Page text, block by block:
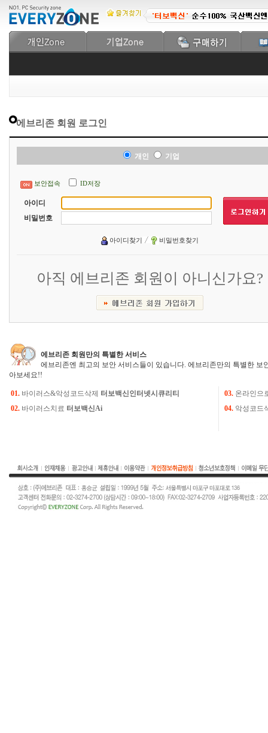
에브리존 회원 로그인
개인 기업
보안접속 ID저장
아이디
비밀번호
아이디찾기 비밀번호찾기
아직 에브리존 회원이 아니신가요?
에브리존 회원만의 특별한 서비스
에브리존엔 최고의 보안 서비스들이 있습니다. 에브리존만의 특별한 보
아보세요!!
01. 바이러스&악성코드삭제 터보백신인터넷시큐리티 03. 온라인으
02. 바이러스치료 터보백신Ai 04. 악성코드